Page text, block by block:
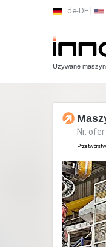
de-DE
Używane
Nr.